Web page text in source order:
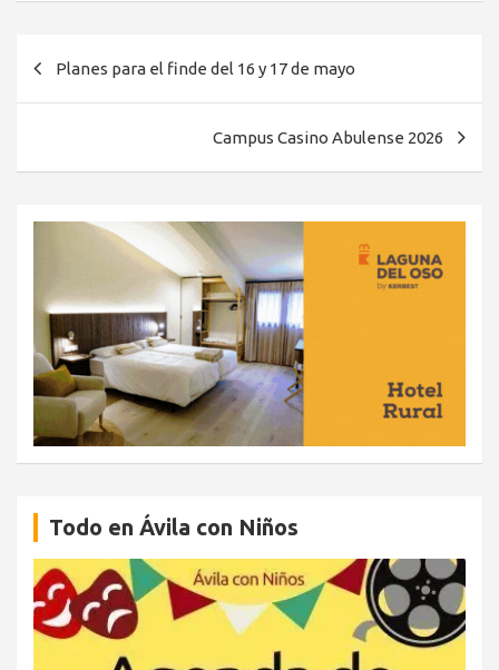
Planes para el finde del 16 y 17 de mayo
Campus Casino Abulense 2026
Todo en Ávila con Niños